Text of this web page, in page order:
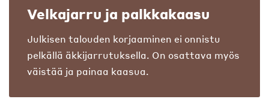
Velkajarru ja palkkakaasu
Julkisen talouden korjaaminen ei onnistu
pelkällä äkkijarrutuksella. On osattava myös
väistää ja painaa kaasua.